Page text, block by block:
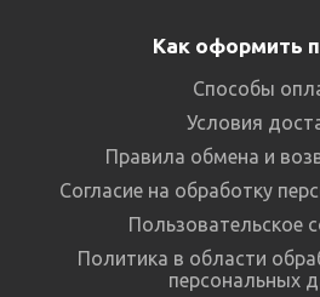
Как оформить
Способы
Условия
Правила обмена и
Согласие на обработку
Пользовательское
Политика в области
персональных